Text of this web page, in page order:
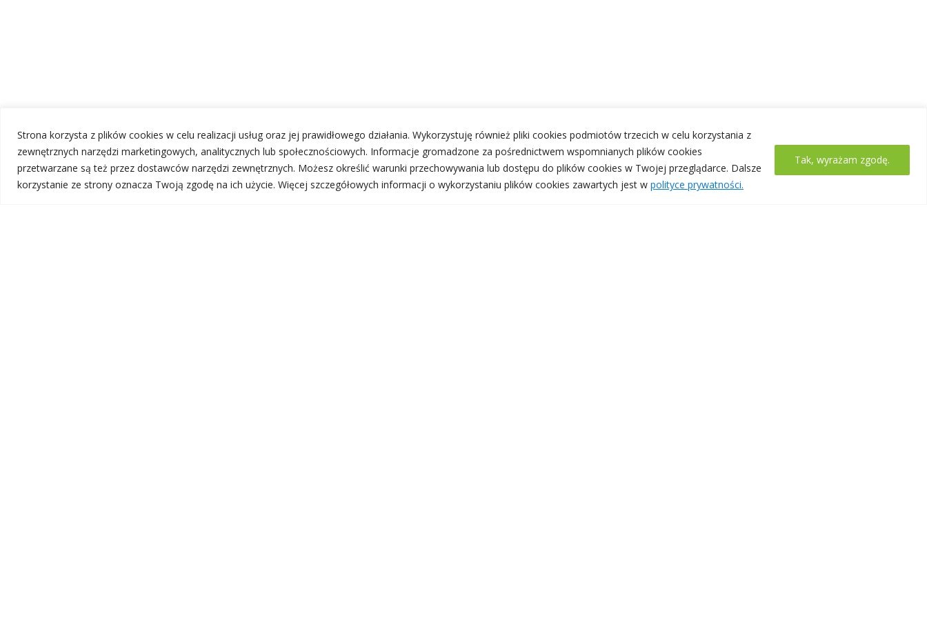
Strona korzysta z plików cookies w celu realizacji usług oraz jej prawidłowego działania. Wykorzystuję również pliki cookies podmiotów trzecich w celu korzystania z
zewnętrznych narzędzi marketingowych, analitycznych lub społecznościowych. Informacje gromadzone za pośrednictwem wspomnianych plików cookies
przetwarzane są też przez dostawców narzędzi zewnętrznych. Możesz określić warunki przechowywania lub dostępu do plików cookies w Twojej przeglądarce. Dalsze
korzystanie ze strony oznacza Twoją zgodę na ich użycie. Więcej szczegółowych informacji o wykorzystaniu plików cookies zawartych jest w polityce prywatności.
Tak, wyrażam zgodę.